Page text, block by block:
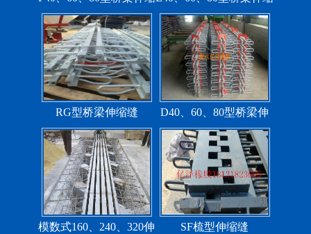
缝
缝
RG型桥梁伸缩缝
D40、60、80型桥梁伸
缩缝
模数式160、240、320伸
SF梳型伸缩缝